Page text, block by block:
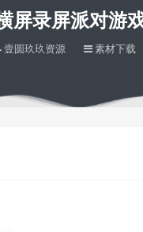
屏录屏派对游
壹圆玖玖资源 素材下载
文素材